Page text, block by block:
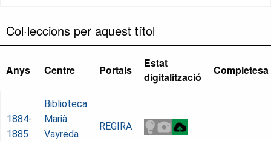
Col·leccions per aquest títol
Anys Centre Portals
Estat
digitalització
Completesa
1884-
1885
Biblioteca
Marià
Vayreda
REGIRA